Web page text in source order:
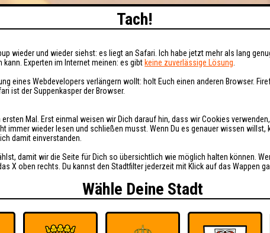
Tach!
wieder und wieder siehst: es liegt an Safari. Ich habe jetzt mehr als lang
Experten im Internet meinen: es gibt keine zuverlässige Lösung
eines Webdevelopers verlängern wollt: holt Euch einen anderen Browser.
ist der Suppenkasper der Browser.
Mal. Erst einmal weisen wir Dich darauf hin, dass wir Cookies
immer wieder lesen und schließen musst. Wenn Du es genauer wissen willst,
damit einverstanden.
damit wir die Seite für Dich so übersichtlich wie möglich halten können.
X oben rechts. Du kannst den Stadtfilter jederzeit mit Klick auf das Wappen
Wähle Deine Stadt